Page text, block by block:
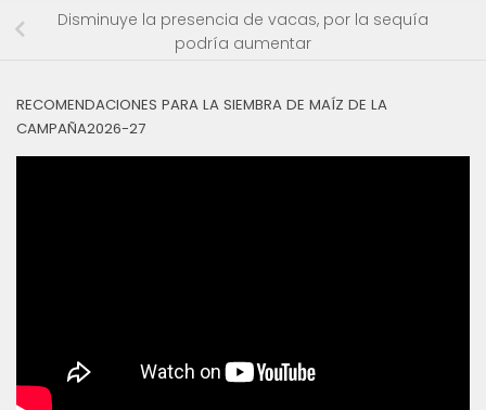
Disminuye la presencia de vacas, por la sequía
podría aumentar
RECOMENDACIONES PARA LA SIEMBRA DE MAÍZ DE LA
CAMPAÑA2026-27